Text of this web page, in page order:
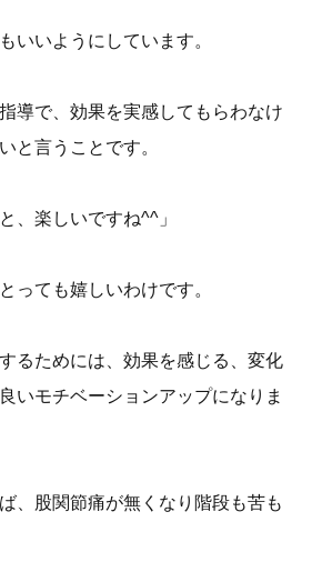
いいようにしています。
導で、効果を実感してもらわなけ
と言うことです。
、楽しいですね^^」
っても嬉しいわけです。
るためには、効果を感じる、変化
いモチベーションアップになりま
、股関節痛が無くなり階段も苦も